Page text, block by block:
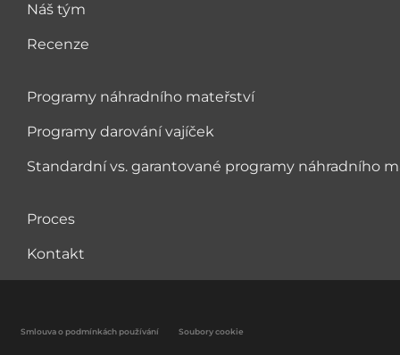
Náš tým
Recenze
Programy náhradního mateřství
Programy darování vajíček
Standardní vs. garantované programy náhradního
Proces
Kontakt
Smlouva o podmínkách používání Soubory cookie